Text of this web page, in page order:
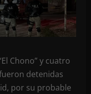
Chono” y cuatro
detenidas
por su probable